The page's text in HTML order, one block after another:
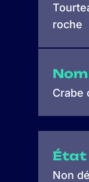
roche
Crabe
État
Non